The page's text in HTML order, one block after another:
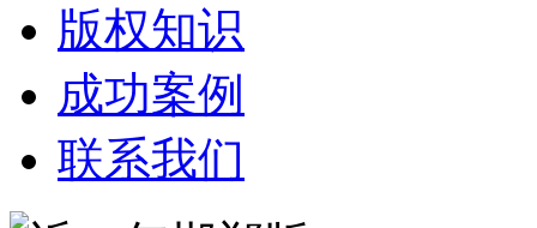
版权知识
成功案例
联系我们